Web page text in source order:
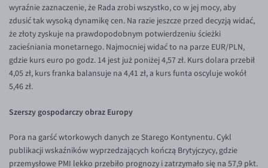
EUR/CHF
EUR/CZK
EUR/DKK
EUR/NOK
EUR/AUD
EUR/CAD
wyraźnie zaznaczenie, że Rada zrobi wszystko, co w jej mocy, aby
zdusić tak wysoką dynamikę cen. Na razie jeszcze przed decyzją widać,
że złoty zyskuje na prawdopodobnym potwierdzeniu ścieżki
zacieśniania monetarnego. Najmocniej widać to na parze EUR/PLN,
gdzie kurs euro po godz. 14 jest już poniżej 4,57 zł. Kurs dolara przebił
4,05 zł, kurs franka balansuje na 4,41 zł, a kurs funta oscyluje wokół
5,46 zł.
Szerszy gospodarczy obraz Europy
Pora na garść wtorkowych danych ze Starego Kontynentu. Cykl
publikacji wskaźników wyprzedzających kończą Brytyjczycy, gdzie
przemysłowe PMI lekko przebiło prognozy i zatrzymało się na 57,9 pkt.